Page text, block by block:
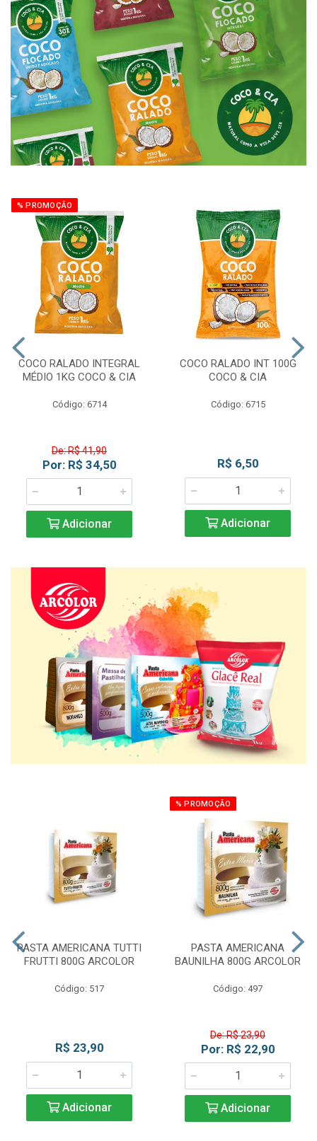
% PROMOÇÃO
COCO RALADO INTEGRAL
MÉDIO 1KG COCO & CIA
Código: 6714
De: R$ 41,90
Por: R$ 34,50
Adicionar
COCO RALADO INT 100G
COCO & CIA
Código: 6715
R$ 6,50
Adicionar
PASTA AMERICANA TUTTI
FRUTTI 800G ARCOLOR
Código: 517
R$ 23,90
Adicionar
% PROMOÇÃO
PASTA AMERICANA
BAUNILHA 800G ARCOLOR
Código: 497
De: R$ 23,90
Por: R$ 22,90
Adicionar